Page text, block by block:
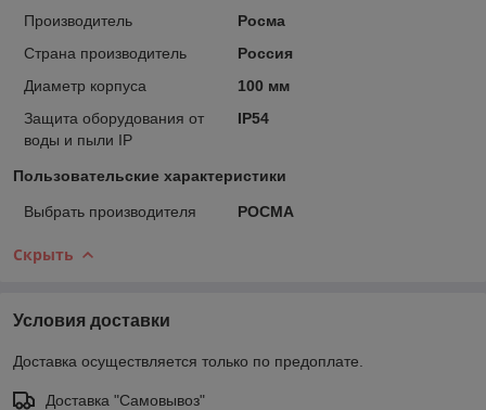
Производитель
Росма
Страна производитель
Россия
Диаметр корпуса
100 мм
Защита оборудования от
воды и пыли IP
IP54
Пользовательские характеристики
Выбрать производителя РОСМА
Скрыть
Условия доставки
Доставка осуществляется только по предоплате.
Доставка "Самовывоз"